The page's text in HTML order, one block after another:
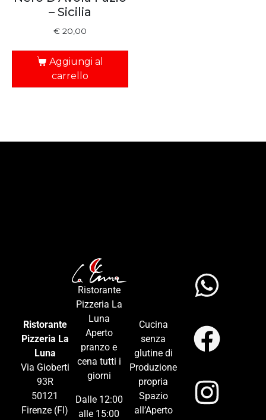
– Sicilia
€20,00
Aggiungi al
carrello
Ristorante
Pizzeria La
Luna
Via Gioberti
93R
50121
Firenze (FI)
Ristorante
Pizzeria La
Luna
Aperto
pranzo e
cena tutti i
giorni
Dalle 12:00
alle 15:00
Cucina
senza
glutine di
Produzione
propria
Spazio
all’Aperto